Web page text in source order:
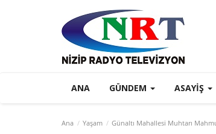
ANA GÜNDEM ASAYIŞ
Ana Yaşam Günaltı Mahallesi Muhtarı